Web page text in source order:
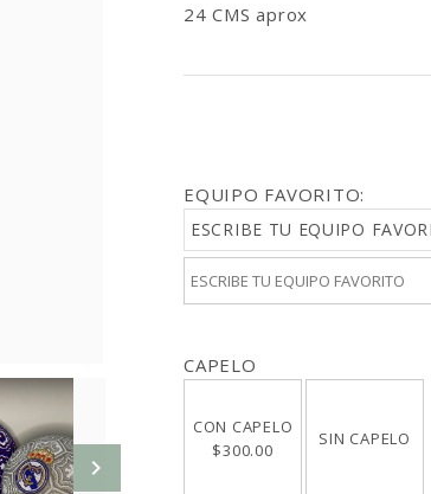
24 CMS aprox
EQUIPO FAVORITO:
ESCRIBE TU EQUIPO
CAPELO
CON CAPELO
$300.00
SIN CAPELO